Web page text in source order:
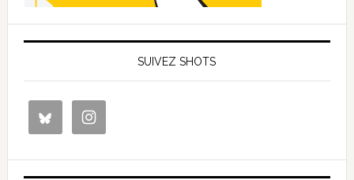
SUIVEZ SHOTS